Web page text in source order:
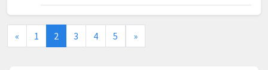
« 1 2 3 4 5 »